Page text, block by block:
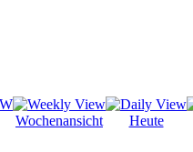
Wochenansicht Heute